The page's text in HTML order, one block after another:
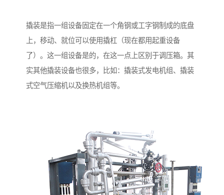
撬装是指一组设备固定在一个角钢或工字钢制成的底盘
上，移动、就位可以使用撬杠（现在都用起重设备
了）。这一组设备是的，在这一点上区别于调压箱。其
实其他撬装设备也很多，比如：撬装式发电机组、撬装
式空气压缩机以及换热机组等。